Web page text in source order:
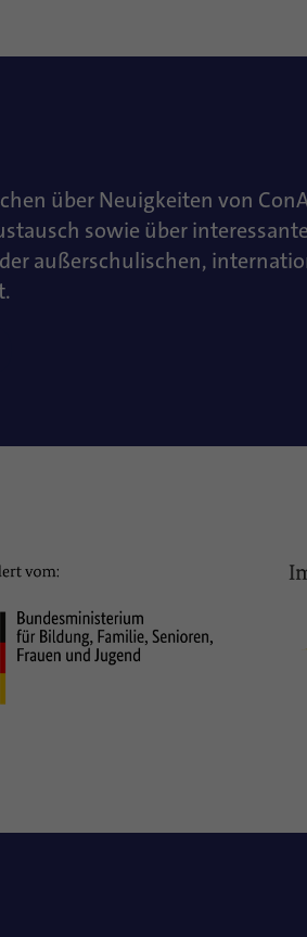
über Neuigkeiten von
sowie über
außerschulischen,